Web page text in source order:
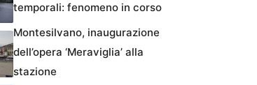
temporali: fenomeno in corso
Montesilvano, inaugurazione
dell’opera ‘Meraviglia’ alla
stazione